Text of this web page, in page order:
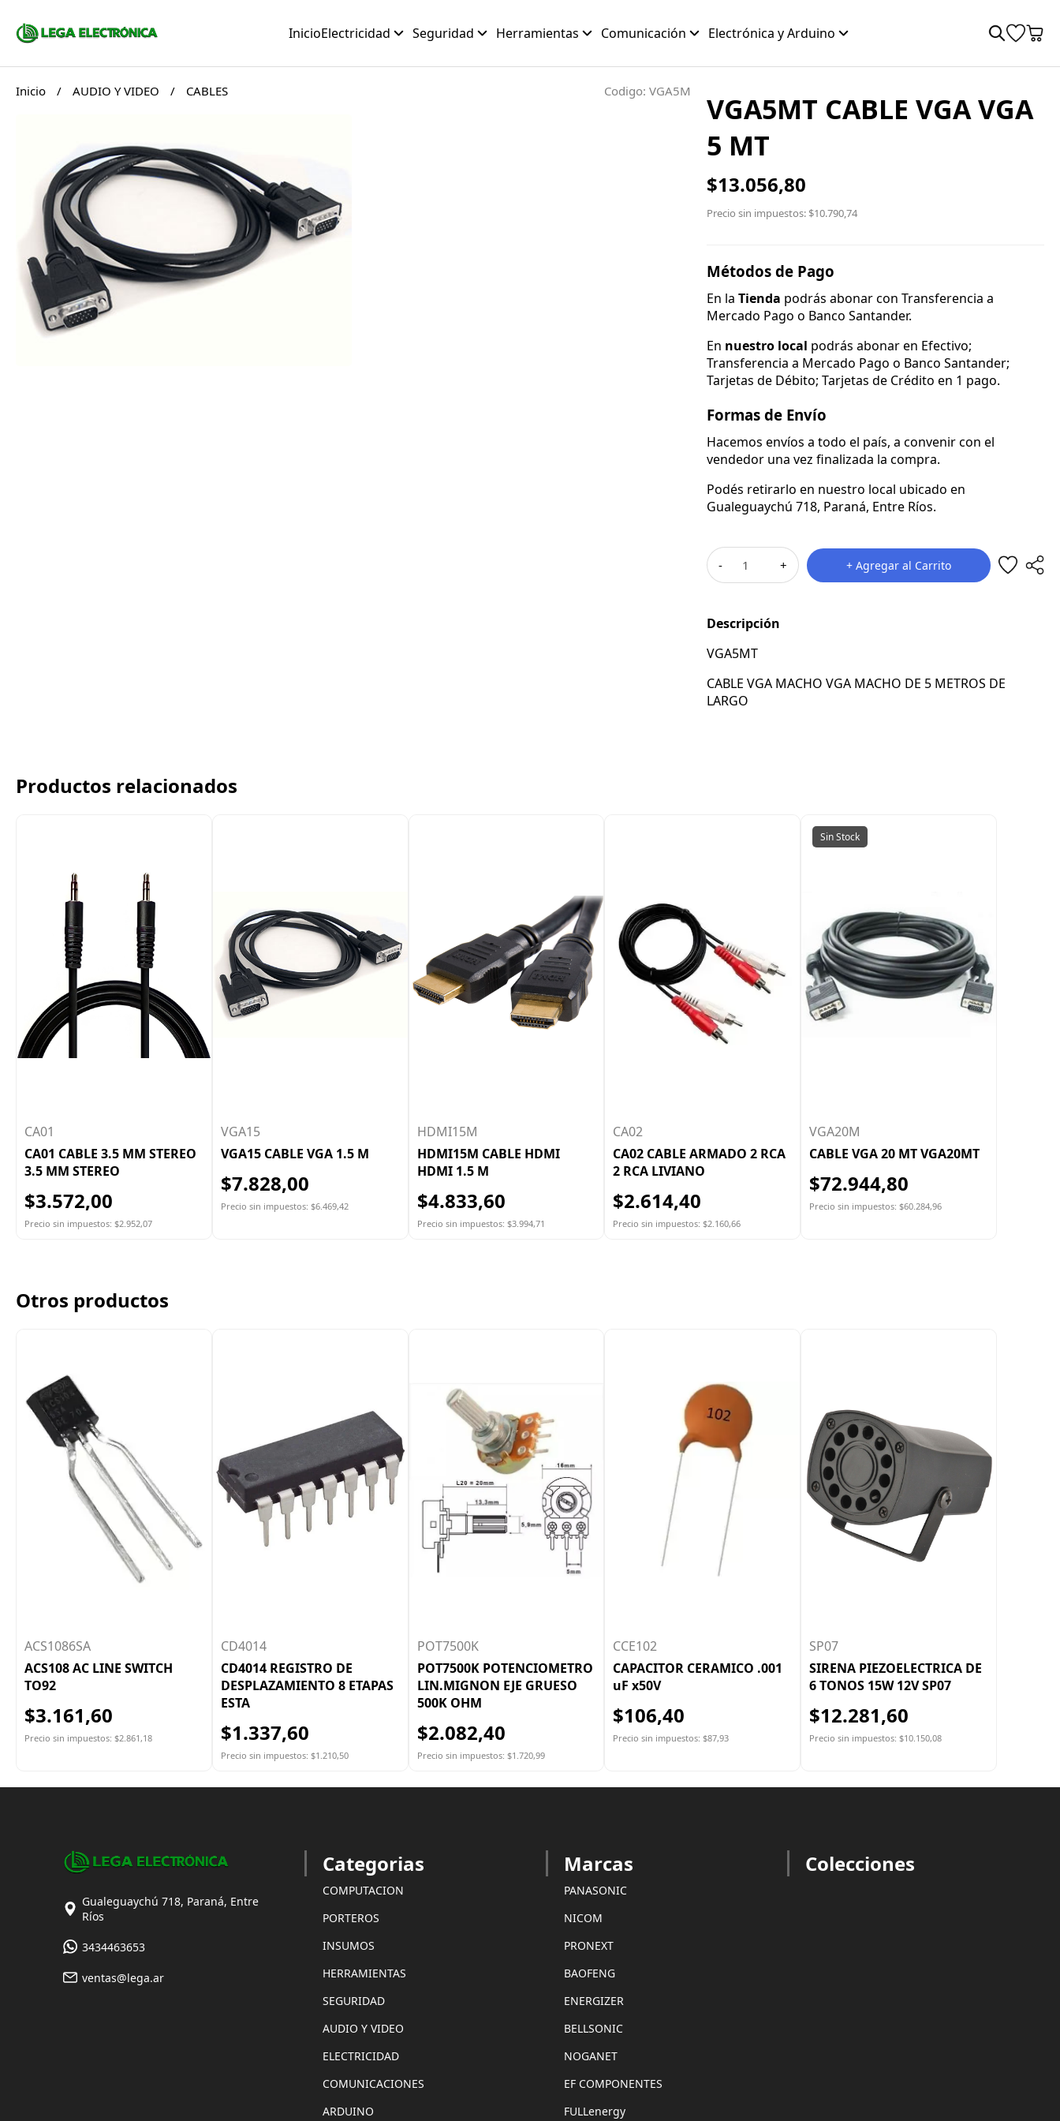
InicioElectricidad Seguridad Herramientas Comunicación Electrónica y Arduino
Inicio / AUDIO Y VIDEO / CABLES Codigo: VGA5M
VGA5MT CABLE VGA VGA
5 MT
$13.056,80
Precio sin impuestos: $10.790,74
Métodos de Pago
En la Tienda podrás abonar con Transferencia a
Mercado Pago o Banco Santander.
En nuestro local podrás abonar en Efectivo;
Transferencia a Mercado Pago o Banco Santander;
Tarjetas de Débito; Tarjetas de Crédito en 1 pago.
Formas de Envío
Hacemos envíos a todo el país, a convenir con el
vendedor una vez finalizada la compra.
Podés retirarlo en nuestro local ubicado en
Gualeguaychú 718, Paraná, Entre Ríos.
- + + Agregar al Carrito
Descripción
VGA5MT
CABLE VGA MACHO VGA MACHO DE 5 METROS DE
LARGO
Productos relacionados
CA01
CA01 CABLE 3.5 MM STEREO
3.5 MM STEREO
$3.572,00
Precio sin impuestos: $2.952,07
VGA15
VGA15 CABLE VGA 1.5 M
$7.828,00
Precio sin impuestos: $6.469,42
HDMI15M
HDMI15M CABLE HDMI
HDMI 1.5 M
$4.833,60
Precio sin impuestos: $3.994,71
CA02
CA02 CABLE ARMADO 2 RCA
2 RCA LIVIANO
$2.614,40
Precio sin impuestos: $2.160,66
Sin Stock
VGA20M
CABLE VGA 20 MT VGA20MT
$72.944,80
Precio sin impuestos: $60.284,96
Otros productos
ACS1086SA
ACS108 AC LINE SWITCH
TO92
$3.161,60
Precio sin impuestos: $2.861,18
CD4014
CD4014 REGISTRO DE
DESPLAZAMIENTO 8 ETAPAS
ESTA
$1.337,60
Precio sin impuestos: $1.210,50
POT7500K
POT7500K POTENCIOMETRO
LIN.MIGNON EJE GRUESO
500K OHM
$2.082,40
Precio sin impuestos: $1.720,99
CCE102
CAPACITOR CERAMICO .001
uF x50V
$106,40
Precio sin impuestos: $87,93
SP07
SIRENA PIEZOELECTRICA DE
6 TONOS 15W 12V SP07
$12.281,60
Precio sin impuestos: $10.150,08
Gualeguaychú 718, Paraná, Entre
Ríos
3434463653
ventas@lega.ar
Categorias
COMPUTACION
PORTEROS
INSUMOS
HERRAMIENTAS
SEGURIDAD
AUDIO Y VIDEO
ELECTRICIDAD
COMUNICACIONES
ARDUINO
Marcas
PANASONIC
NICOM
PRONEXT
BAOFENG
ENERGIZER
BELLSONIC
NOGANET
EF COMPONENTES
FULLenergy
Colecciones